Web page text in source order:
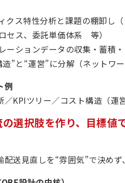
クス特性分析と課題の棚卸し
セス、委託単価体系 等）
ーションデータの収集・蓄積
”と“運営”に分解（ネットワ
例
／KPIツリー／コスト構造（運
選択肢を作り、目標値
配送見直しを“雰囲気”で決め